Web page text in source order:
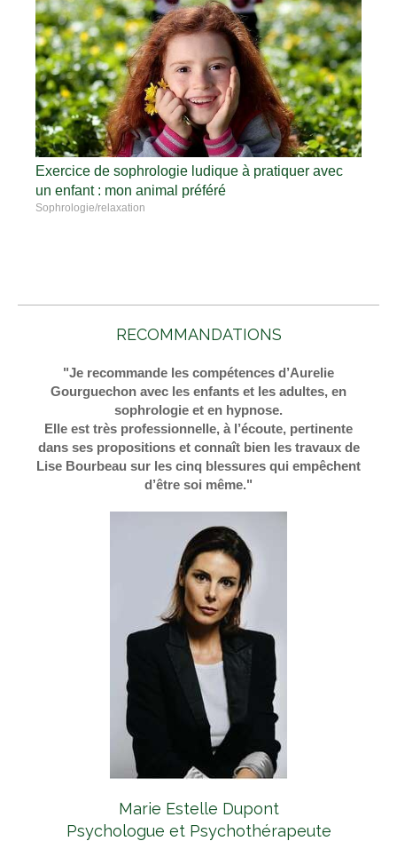
Exercice de sophrologie ludique à pratiquer avec
un enfant : mon animal préféré
Sophrologie/relaxation
RECOMMANDATIONS
"Je recommande les compétences d’Aurelie
Gourguechon avec les enfants et les adultes, en
sophrologie et en hypnose.
Elle est très professionnelle, à l’écoute, pertinente
dans ses propositions et connaît bien les travaux de
Lise Bourbeau sur les cinq blessures qui empêchent
d’être soi même."
Marie Estelle Dupont
Psychologue et Psychothérapeute